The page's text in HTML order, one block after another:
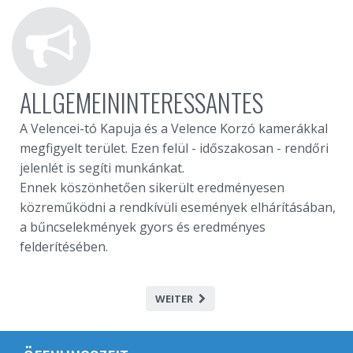
ALLGEMEININTERESSANTES
A Velencei-tó Kapuja és a Velence Korzó kamerákkal
megfigyelt terület. Ezen felül - időszakosan - rendőri
jelenlét is segíti munkánkat.
Ennek köszönhetően sikerült eredményesen
közreműködni a rendkívüli események elhárításában,
a bűncselekmények gyors és eredményes
felderítésében.
WEITER